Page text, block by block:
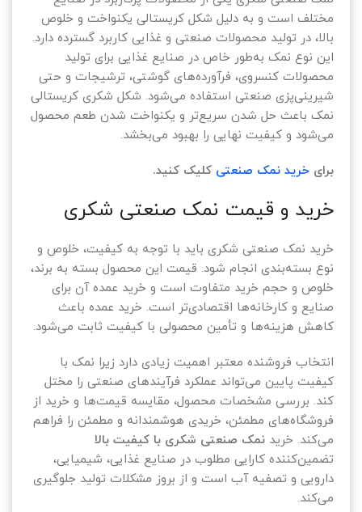
مختلف است و به دلیل شکل کریستالی یکنواخت و خلوص
بالا، در تولید محصولات صنعتی و غذایی کاربرد گسترده دارد.
این نوع نمک به‌طور خاص در صنایع غذایی برای تولید
محصولات کنسروی، فرآورده‌های گوشتی، ترشیجات و حتی
شیرینی‌پزی صنعتی استفاده می‌شود. شکل شکری کریستالی
نمک باعث حل شدن سریع‌تر و یکنواخت شدن طعم محصول
می‌شود و کیفیت نهایی را بهبود می‌بخشد.
برای خرید نمک صنعتی کلیک کنید.
خرید و قیمت نمک صنعتی شکری
خرید نمک صنعتی شکری باید با توجه به کیفیت، خلوص و
نوع بسته‌بندی انجام شود. قیمت این محصول بسته به برند،
خلوص و حجم خرید متفاوت است و خرید عمده آن برای
صنایع و کارخانه‌ها اقتصادی‌تر است. خرید عمده باعث
کاهش هزینه‌ها و تأمین محصولی با کیفیت ثابت می‌شود.
انتخاب فروشنده معتبر اهمیت زیادی دارد زیرا نمک با
کیفیت پایین می‌تواند عملکرد فرآیندهای صنعتی را مختل
کند. بررسی مشخصات محصول، مقایسه قیمت‌ها و خرید از
فروشگاه‌های مطمئن، خریدی هوشمندانه و مطمئن را فراهم
می‌کند. خرید نمک صنعتی شکری با کیفیت بالا
تضمین‌کننده کارایی مطلوب در صنایع غذایی، شیمیایی،
دارویی و تصفیه آب است و از بروز مشکلات تولید جلوگیری
می‌کند.